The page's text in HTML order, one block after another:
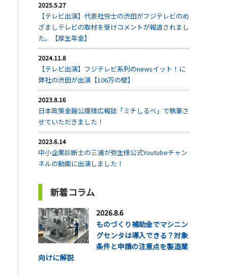
2025.5.27
【テレビ出演】代表社労士の渋田がフジテレビのめ
ざましテレビの取材を受けコメントが報道されまし
た。【厚生年金】
2024.11.8
【テレビ出演】フジテレビ系列のnewsイット！に
弊社の渋田が出演【106万の壁】
2023.8.16
日本政策金融公庫様広報誌「ミチしるべ」で執筆さ
せていただきました！
2023.6.14
中小企業診断士の三浦が弥生様公式Youtubeチャン
ネルの動画に出演しました！
新着コラム
2026.8.6
ものづくり補助金でマシニン
グセンタは導入できる？対象
条件と申請の注意点を製造業
向けに解説